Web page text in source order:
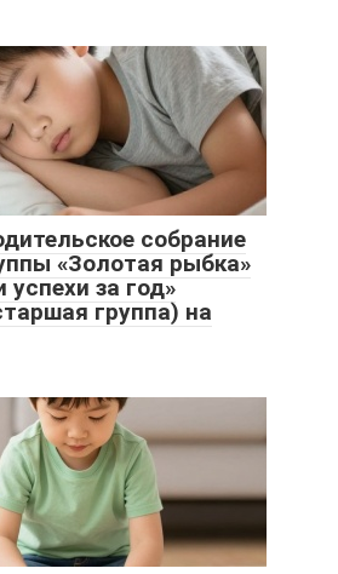
собрание
«Золотая рыбка»
за год»
группа) на